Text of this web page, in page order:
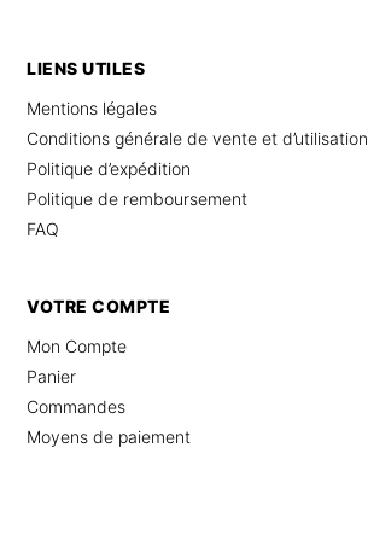
LIENS UTILES
Mentions légales
Conditions générale de vente et d’utilisation
Politique d’expédition
Politique de remboursement
FAQ
VOTRE COMPTE
Mon Compte
Panier
Commandes
Moyens de paiement